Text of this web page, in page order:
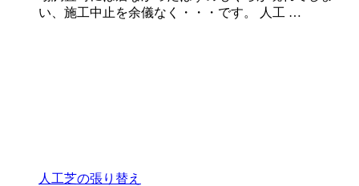
い、施工中止を余儀なく・・・です。 人工 …
人工芝の張り替え